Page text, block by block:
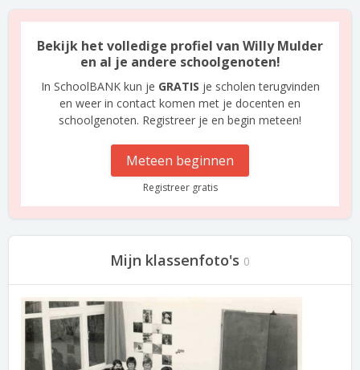
Bekijk het volledige profiel van Willy Mulder
en al je andere schoolgenoten!
In SchoolBANK kun je GRATIS je scholen terugvinden
en weer in contact komen met je docenten en
schoolgenoten. Registreer je en begin meteen!
Meteen beginnen
Registreer gratis
Mijn klassenfoto's 0